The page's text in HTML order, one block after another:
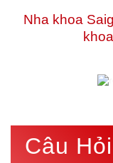
Nha khoa
Câu